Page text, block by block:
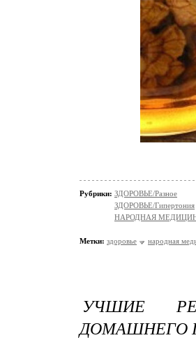
Рубрики: ЗДОРОВЬЕ/Разное
ЗДОРОВЬЕ/Гипертония
НАРОДНАЯ
Метки: здоровье народная
УЧШИЕ
ДОМАШНЕГО